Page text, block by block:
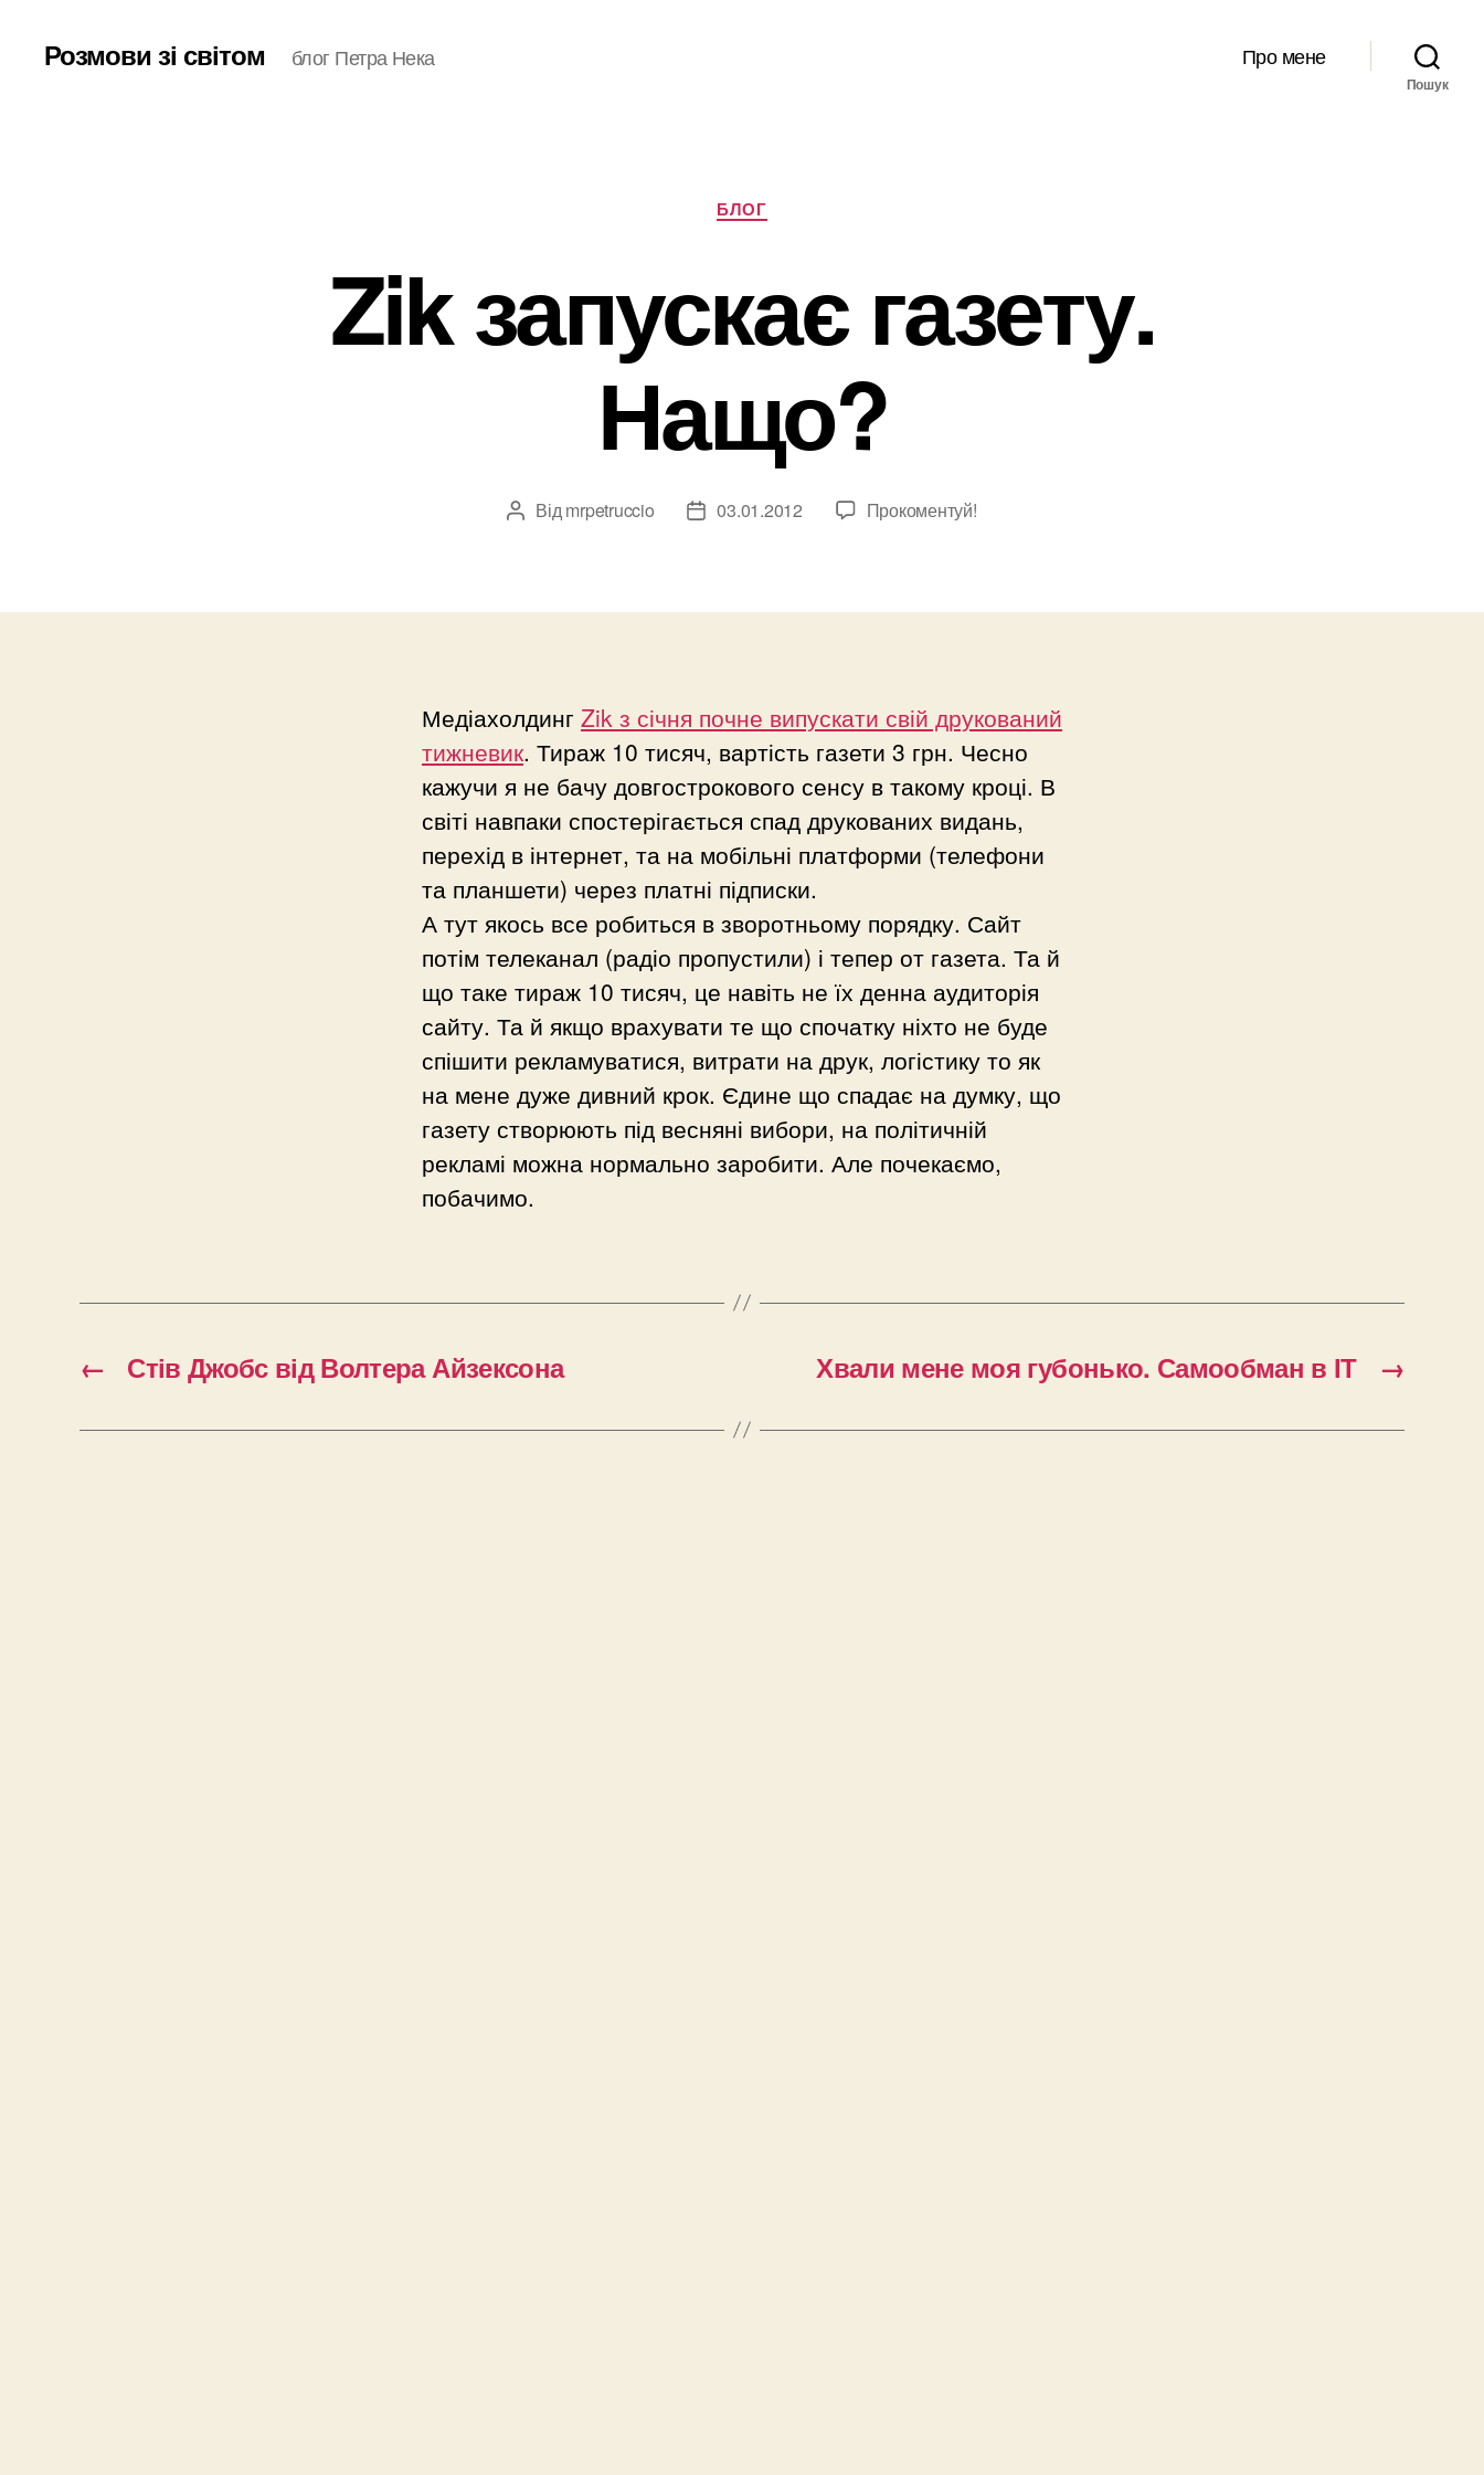
Розмови зі світом блог Петра Нека Про мене
Пошук
Категорії
БЛОГ
Zik запускає газету.
Нащо?
Автор
Від mrpetruccio
Дата03.01.2012 Прокоментуй!
Медіахолдинг Zik з січня почне випускати свій друкований
тижневик. Тираж 10 тисяч, вартість газети 3 грн. Чесно
кажучи я не бачу довгострокового сенсу в такому кроці. В
світі навпаки спостерігається спад друкованих видань,
перехід в інтернет, та на мобільні платформи (телефони
та планшети) через платні підписки.
А тут якось все робиться в зворотньому порядку. Сайт
потім телеканал (радіо пропустили) і тепер от газета. Та й
що таке тираж 10 тисяч, це навіть не їх денна аудиторія
сайту. Та й якщо врахувати те що спочатку ніхто не буде
спішити рекламуватися, витрати на друк, логістику то як
на мене дуже дивний крок. Єдине що спадає на думку, що
газету створюють під весняні вибори, на політичній
рекламі можна нормально заробити. Але почекаємо,
побачимо.
← Стів Джобс від Волтера Айзексона →
Хвали мене моя губонько. Самообман в ІТ